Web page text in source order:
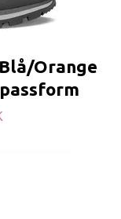
Orange